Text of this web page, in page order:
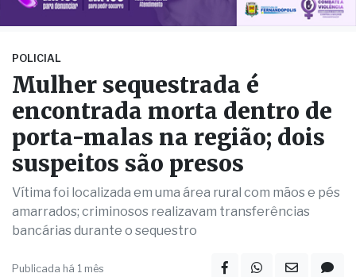
POLICIAL
Mulher sequestrada é
encontrada morta dentro de
porta-malas na região; dois
suspeitos são presos
Vítima foi localizada em uma área rural com mãos e pés
amarrados; criminosos realizavam transferências
bancárias durante o sequestro
Publicada há 1 mês